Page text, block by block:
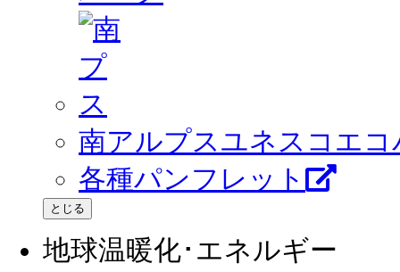
南アルプスユネスコエ
各種パンフレット
とじる
地球温暖化･エネルギー